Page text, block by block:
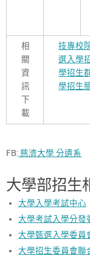
相
關
資
訊
下
載
技專校
選入學
學招生
學招生
FB:慈濟大學 分遺系
大學部招生
大學入學考試中心
大學考試入學分發
大學甄選入學委員
大學招生委員會聯